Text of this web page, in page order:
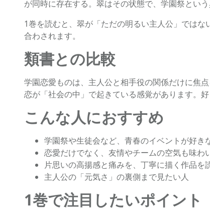
が同時に存在する。翠はその状態で、学園祭とい
1巻を読むと、翠が「ただの明るい主人公」では
合わされます。
類書との比較
学園恋愛ものは、主人公と相手役の関係だけに焦
恋が「社会の中」で起きている感覚があります。
こんな人におすすめ
学園祭や生徒会など、青春のイベントが好き
恋愛だけでなく、友情やチームの空気も味わ
片思いの高揚感と痛みを、丁寧に描く作品を
主人公の「元気さ」の裏側まで見たい人
1巻で注目したいポイント